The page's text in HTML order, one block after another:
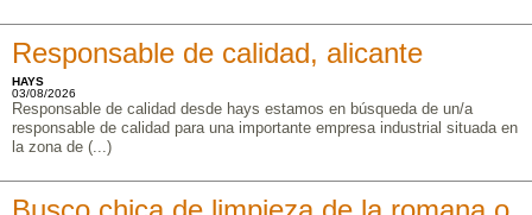
Responsable de calidad, alicante
HAYS
03/08/2026
Responsable de calidad desde hays estamos en búsqueda de un/a
responsable de calidad para una importante empresa industrial situada en
la zona de (...)